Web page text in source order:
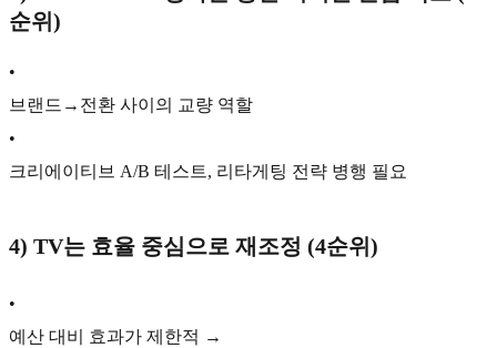
순위)
•
브랜드→전환 사이의 교량 역할
•
크리에이티브 A/B 테스트, 리타게팅 전략 병행 필요
4) TV는 효율 중심으로 재조정 (4순위)
•
예산 대비 효과가 제한적 →